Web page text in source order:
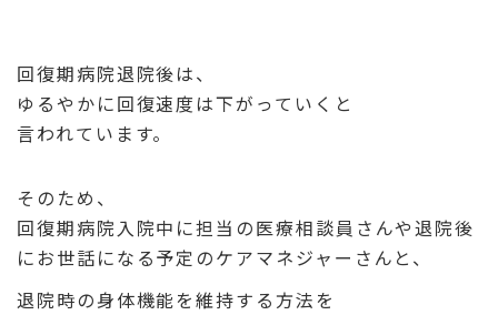
回復期病院退院後は、
ゆるやかに回復速度は下がっていくと
言われています。
そのため、
回復期病院入院中に担当の医療相談員さんや退院後
にお世話になる予定のケアマネジャーさんと、
退院時の身体機能を維持する方法を